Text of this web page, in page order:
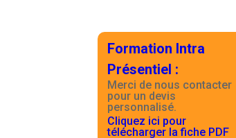
Formation Intra
Présentiel :
Merci de nous contacter
pour un devis
personnalisé.
Cliquez ici pour
télécharger la fiche PDF